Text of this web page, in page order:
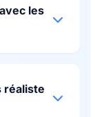
les
réaliste